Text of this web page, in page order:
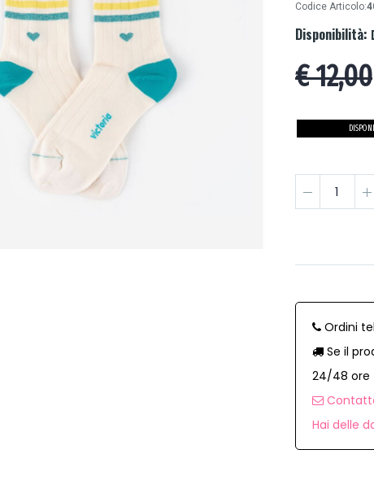
Codice Articolo:
Disponibilità:
€ 12,00
Ordini
Se il
24/48 ore
Hai delle